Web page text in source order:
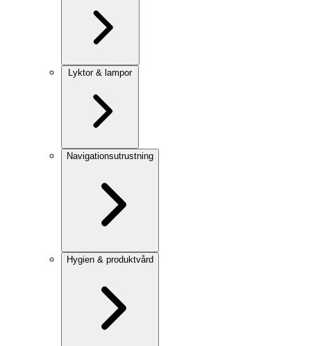
Lyktor & lampor
Navigationsutrustning
Hygien & produktvård